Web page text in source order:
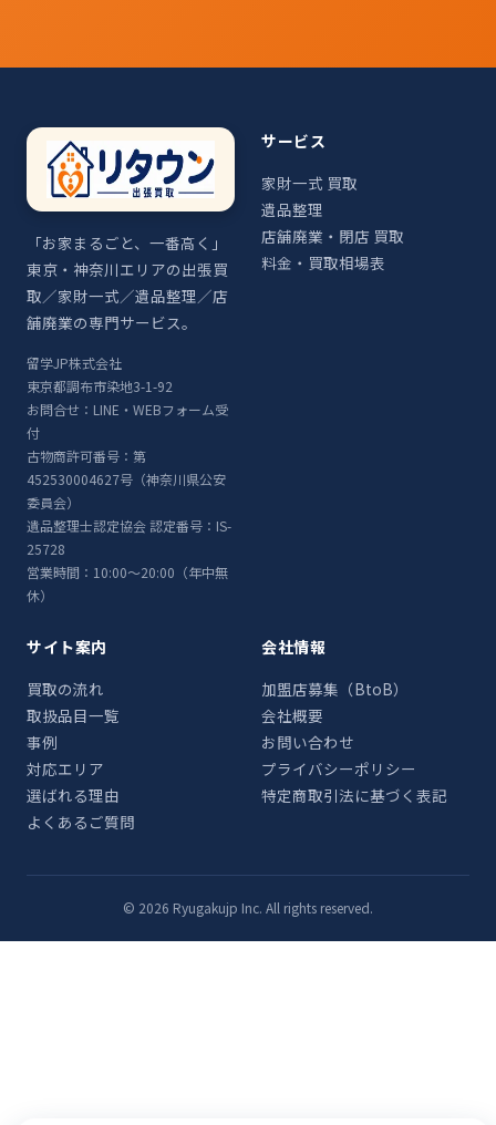
「お家まるごと、一番高く」
東京・神奈川エリアの出張買
取／家財一式／遺品整理／店
舗廃業の専門サービス。
留学JP株式会社
東京都調布市染地3-1-92
お問合せ：LINE・WEBフォーム受
付
古物商許可番号：第
452530004627号（神奈川県公安
委員会）
遺品整理士認定協会 認定番号：IS-
25728
営業時間：10:00〜20:00（年中無
休）
サービス
家財一式 買取
遺品整理
店舗廃業・閉店 買取
料金・買取相場表
サイト案内
買取の流れ
取扱品目一覧
事例
対応エリア
選ばれる理由
よくあるご質問
会社情報
加盟店募集（BtoB）
会社概要
お問い合わせ
プライバシーポリシー
特定商取引法に基づく表記
© 2026 Ryugakujp Inc. All rights reserved.